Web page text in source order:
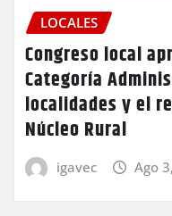
LOCALES
Congreso local
Categoría
localidades y el
Núcleo Rural
igavec Ago